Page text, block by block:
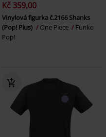
Kč 359,00
Vinylová figurka č.2166 Shanks
(Pop! Plus)
One Piece
Funko
Pop!